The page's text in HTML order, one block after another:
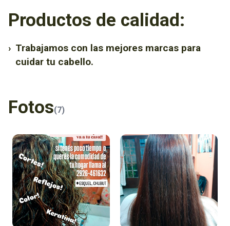
Productos de calidad:
› Trabajamos con las mejores marcas para
cuidar tu cabello.
Fotos(7)